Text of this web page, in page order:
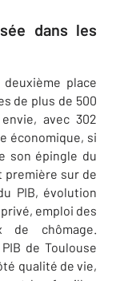
dans les
place
de plus de 500
avec 302
économique, si
son épingle du
première sur de
PIB, évolution
emploi des
chômage.
de Toulouse
qualité de vie,